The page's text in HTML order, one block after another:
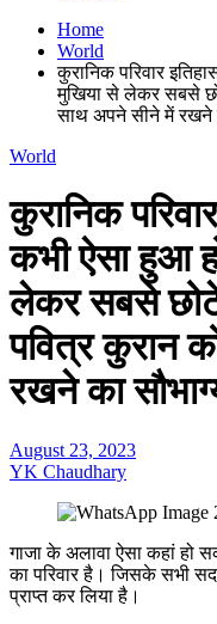
Home
World
कुरानिक परिवार
मुखिया से लेकर सबसे
साथ अपने सीने में रखने
World
कुरानिक
कभी ऐसा हुआ
लेकर सबसे
पवित्र कुरान
रखने का
August 23, 2023
YK Chaudhary
गाजा के अलावा ऐसा कहां हो
का परिवार है। जिसके सभी
प्राप्त कर लिया है।